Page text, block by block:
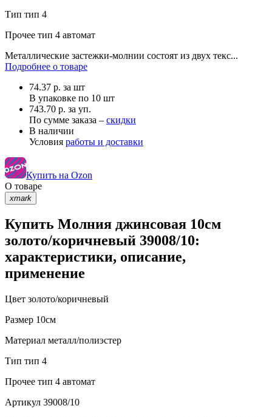
Тип тип 4
Прочее тип 4 автомат
Металлические застежки-молнии состоят из двух текс...
Подробнее о товаре
74.37 р. за шт
В упаковке по 10 шт
743.70 р. за уп.
По сумме заказа – скидки
В наличии
Условия работы и доставки
Купить на Ozon
О товаре
xmark
Купить Молния джинсовая 10см
золото/коричневый 39008/10:
характеристики, описание,
применение
Цвет золото/коричневый
Размер 10см
Материал металл/полиэстер
Тип тип 4
Прочее тип 4 автомат
Артикул 39008/10